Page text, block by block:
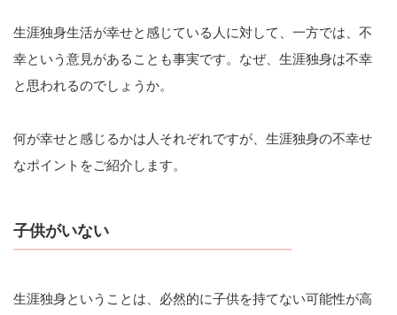
生涯独身生活が幸せと感じている人に対して、一方では、不
幸という意見があることも事実です。なぜ、生涯独身は不幸
と思われるのでしょうか。
何が幸せと感じるかは人それぞれですが、生涯独身の不幸せ
なポイントをご紹介します。
子供がいない
生涯独身ということは、必然的に子供を持てない可能性が高